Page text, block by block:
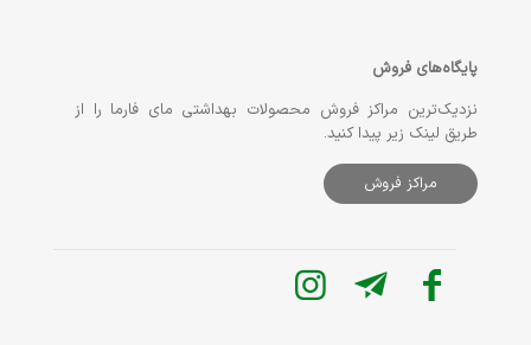
پایگاه‌های فروش
نزدیک‌ترین مراکز فروش محصولات بهداشتی مای فارما را از
طریق لینک زیر پیدا کنید.
مراکز فروش